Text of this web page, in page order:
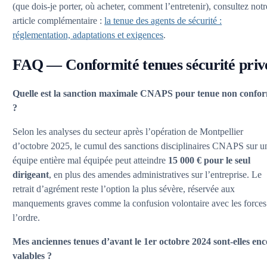
(que dois-je porter, où acheter, comment l’entretenir), consultez
article complémentaire :la tenue des agents de sécurité :
réglementation, adaptations et exigences.
FAQ — Conformité tenues sécurité
Quelle est la sanction maximale CNAPS pour tenue non
?
Selon les analyses du secteur après l’opération de Montpellier
d’octobre 2025, le cumul des sanctions disciplinaires CNAPS sur
équipe entière mal équipée peut atteindre 15 000 € pour le seul
dirigeant, en plus des amendes administratives sur l’entreprise. Le
retrait d’agrément reste l’option la plus sévère, réservée aux
manquements graves comme la confusion volontaire avec les
l’ordre.
Mes anciennes tenues d’avant le 1er octobre 2024 sont-elles
valables ?